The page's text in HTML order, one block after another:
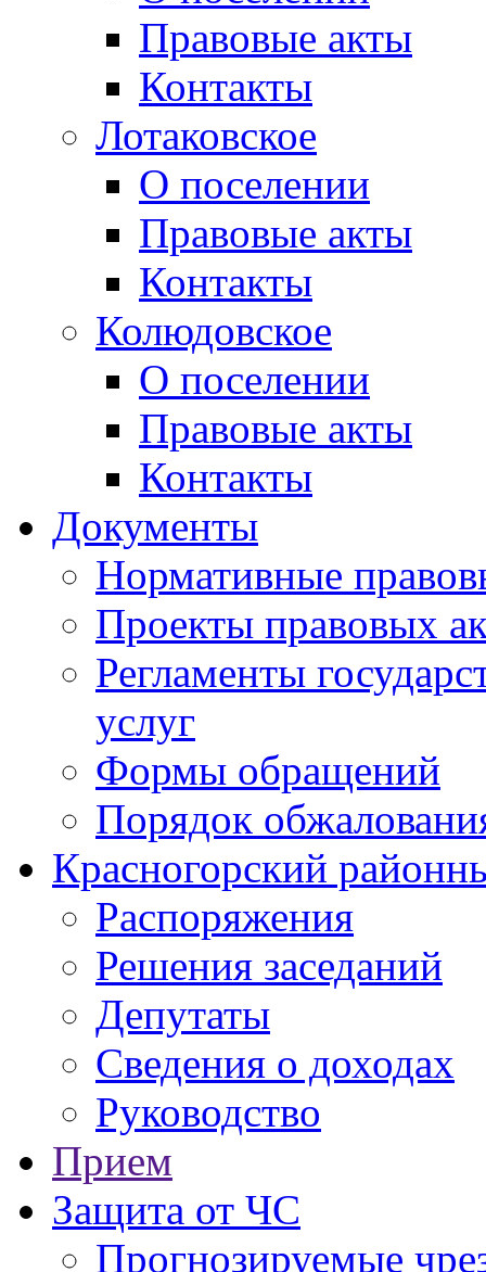
Правовые акты
Контакты
Лотаковское
О поселении
Правовые акты
Контакты
Колюдовское
О поселении
Правовые акты
Контакты
Документы
Нормативные
Проекты правовых
Регламенты
услуг
Формы обращений
Порядок
Красногорский
Распоряжения
Решения заседаний
Депутаты
Сведения о доходах
Руководство
Прием
Защита от ЧС
Прогнозируемые